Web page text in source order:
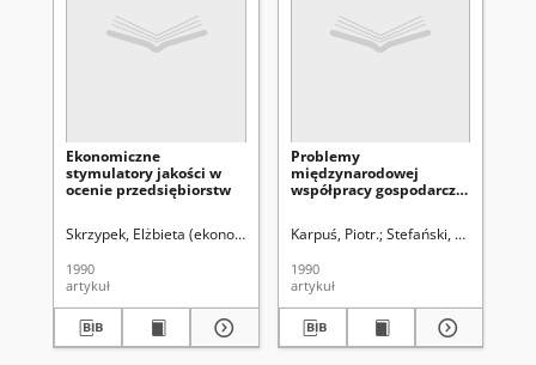
Ekonomiczne
stymulatory jakości w
ocenie przedsiębiorstw
Skrzypek, Elżbieta (ekonomia).
1990
artykuł
Problemy
międzynarodowej
współpracy gospodarczej
Karpuś, Piotr. Stefański, Marian.
1990
artykuł